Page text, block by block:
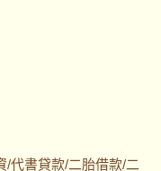
/代書貸款/二胎借款/二